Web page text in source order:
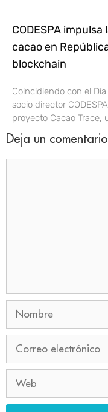
CODESPA
cacao en
blockchain
Coincidiendo con el
socio director
proyecto Cacao
Deja un comentario